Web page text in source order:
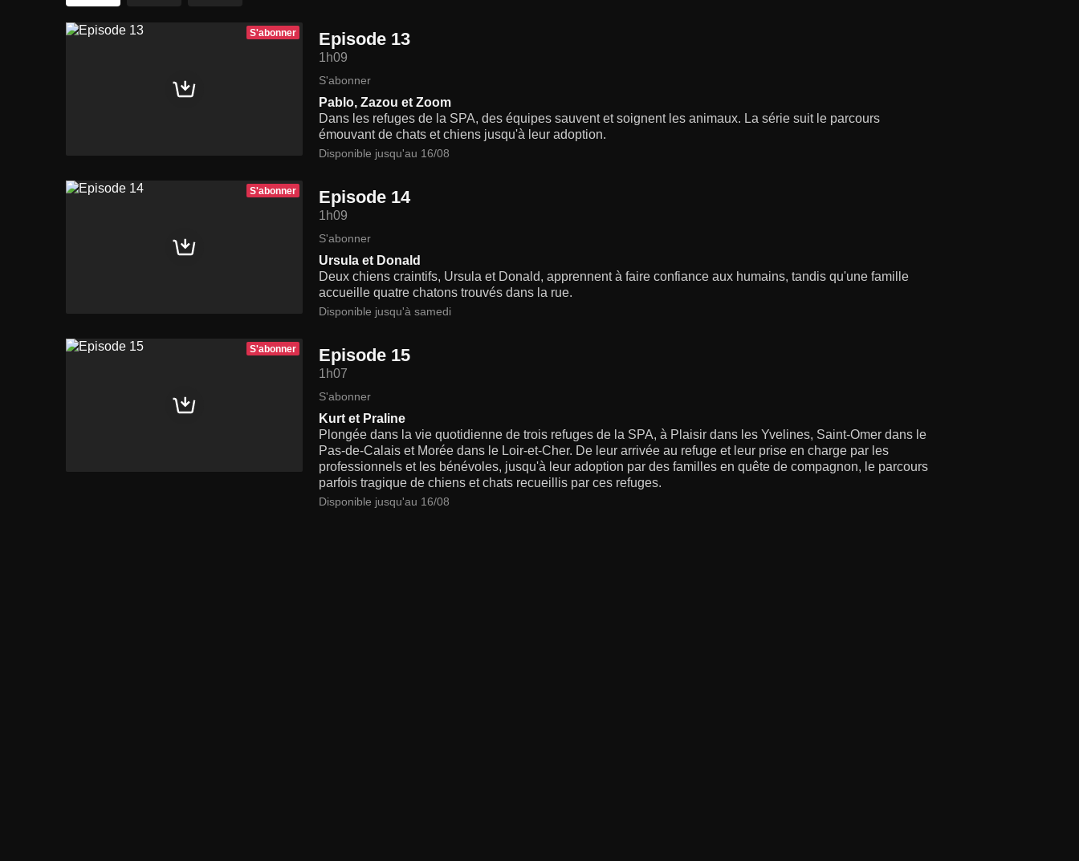
S'abonner Episode 13
1h09
S'abonner
Pablo, Zazou et Zoom
Dans les refuges de la SPA, des équipes sauvent et soignent les animaux. La série suit le parcours
émouvant de chats et chiens jusqu'à leur adoption.
Disponible jusqu'au 16/08
S'abonner Episode 14
1h09
S'abonner
Ursula et Donald
Deux chiens craintifs, Ursula et Donald, apprennent à faire confiance aux humains, tandis qu'une famille
accueille quatre chatons trouvés dans la rue.
Disponible jusqu'à samedi
S'abonner Episode 15
1h07
S'abonner
Kurt et Praline
Plongée dans la vie quotidienne de trois refuges de la SPA, à Plaisir dans les Yvelines, Saint-Omer dans le
Pas-de-Calais et Morée dans le Loir-et-Cher. De leur arrivée au refuge et leur prise en charge par les
professionnels et les bénévoles, jusqu'à leur adoption par des familles en quête de compagnon, le parcours
parfois tragique de chiens et chats recueillis par ces refuges.
Disponible jusqu'au 16/08